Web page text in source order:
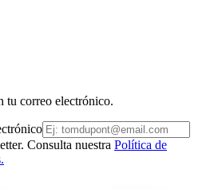
tu correo electrónico.
Consulta nuestra Política de